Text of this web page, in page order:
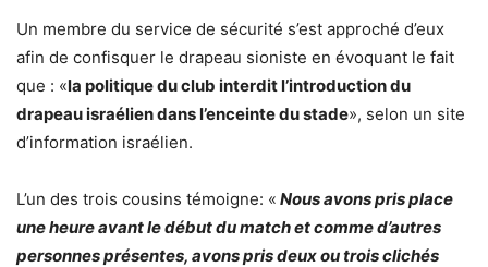
Un membre du service de sécurité s’est approché d’eux
afin de confisquer le drapeau sioniste en évoquant le fait
que : «la politique du club interdit l’introduction du
drapeau israélien dans l’enceinte du stade», selon un site
d’information israélien.
L’un des trois cousins témoigne: « Nous avons pris place
une heure avant le début du match et comme d’autres
personnes présentes, avons pris deux ou trois clichés